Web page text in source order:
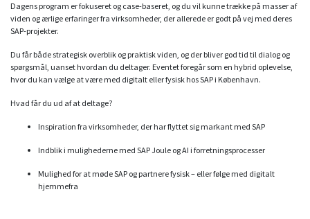
Dagens program er fokuseret og case-baseret, og du vil kunne trække på masser af
viden og ærlige erfaringer fra virksomheder, der allerede er godt på vej med deres
SAP-projekter.
Du får både strategisk overblik og praktisk viden, og der bliver god tid til dialog og
spørgsmål, uanset hvordan du deltager. Eventet foregår som en hybrid oplevelse,
hvor du kan vælge at være med digitalt eller fysisk hos SAP i København.
Hvad får du ud af at deltage?
Inspiration fra virksomheder, der har flyttet sig markant med SAP
Indblik i mulighederne med SAP Joule og AI i forretningsprocesser
Mulighed for at møde SAP og partnere fysisk – eller følge med digitalt
hjemmefra